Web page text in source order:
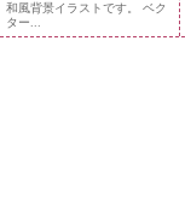
和風背景イラストです。 ベク
ター...